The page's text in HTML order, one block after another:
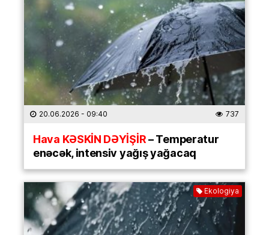
20.06.2026 - 09:40 737
Hava KƏSKİN DƏYİŞİR– Temperatur
enəcək, intensiv yağış yağacaq
Ekologiya